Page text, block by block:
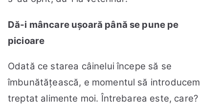
Dă-i mâncare ușoară până se pune pe
picioare
Odată ce starea câinelui începe să se
îmbunătățească, e momentul să introducem
treptat alimente moi. Întrebarea este, care?